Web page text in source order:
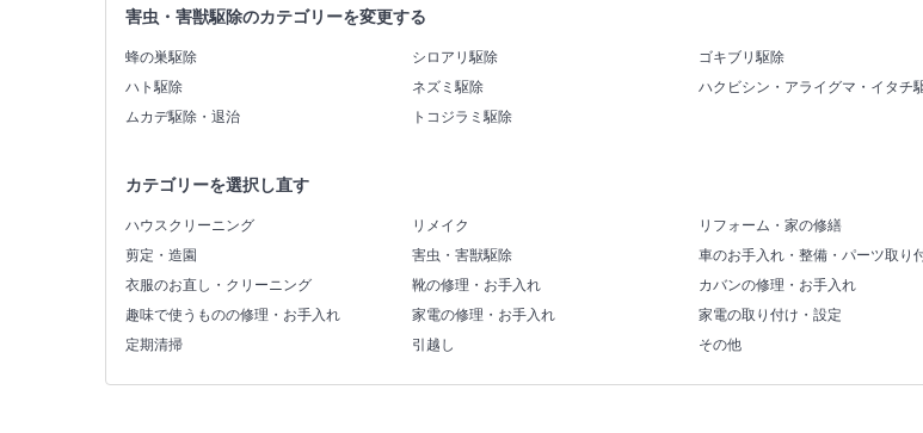
害虫・害獣駆除のカテゴリーを変更する
蜂の巣駆除 シロアリ駆除 ゴキブリ駆除
ハト駆除
ネズミ駆除 ハクビシン・アライグマ・イタチ
ムカデ駆除・退治
トコジラミ駆除
カテゴリーを選択し直す
ハウスクリーニング リメイク リフォーム・家の修繕
剪定・造園
害虫・害獣駆除 車のお手入れ・整備・パーツ取り
衣服のお直し・クリーニング
靴の修理・お手入れ カバンの修理・お手入れ
趣味で使うものの修理・お手入れ
家電の修理・お手入れ 家電の取り付け・設定
定期清掃
引越し その他